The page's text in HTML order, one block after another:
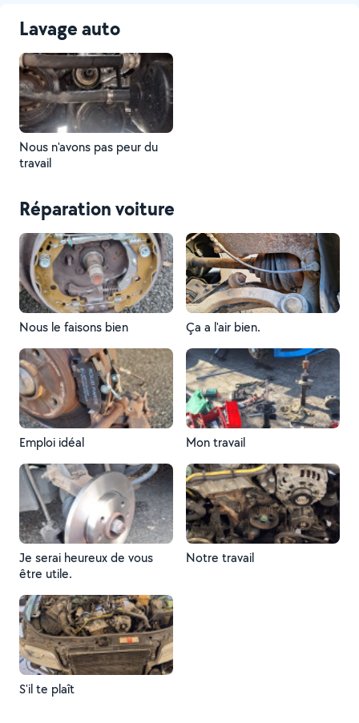
Lavage auto
Nous n'avons pas peur du
travail
Réparation voiture
Nous le faisons bien Ça a l'air bien.
Emploi idéal Mon travail
Je serai heureux de vous
être utile.
Notre travail
S'il te plaît